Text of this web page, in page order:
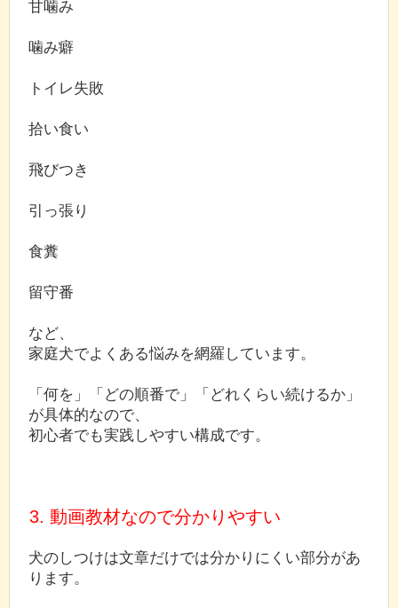
甘噛み
噛み癖
トイレ失敗
拾い食い
飛びつき
引っ張り
食糞
留守番
など、
家庭犬でよくある悩みを網羅しています。
「何を」「どの順番で」「どれくらい続けるか」
が具体的なので、
初心者でも実践しやすい構成です。
3. 動画教材なので分かりやすい
犬のしつけは文章だけでは分かりにくい部分があ
ります。